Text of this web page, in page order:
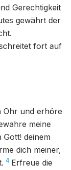
Gerechtigkeit
gewährt der
fort auf
Ohr und erhöre
meine
Gott! deinem
dich meiner,
4 Erfreue die